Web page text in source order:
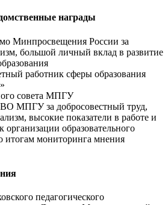
награды
Минпросвещения России за
большой личный вклад в развитие
работник сферы образования
совета МПГУ
МПГУ за добросовестный труд,
высокие показатели в работе и
организации образовательного
итогам мониторинга мнения
педагогического